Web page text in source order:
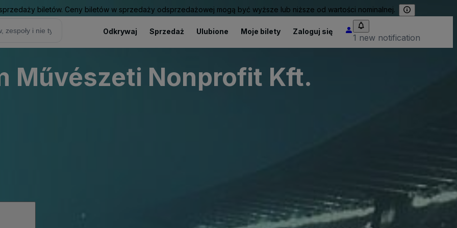
biletów. Ceny biletów w sprzedaży odsprzedażowej mogą być wyższe lub niższe od wartości nominalnej.
Odkrywaj Sprzedaż Ulubione Moje bilety Zaloguj się
1 new notification
Művészeti Nonprofit Kft.